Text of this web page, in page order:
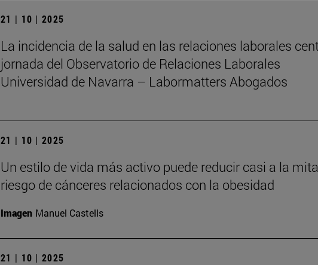
21 | 10 | 2025
La incidencia de la salud en las relaciones laborales
jornada del Observatorio de Relaciones Laborales
Universidad de Navarra – Labormatters Abogados
21 | 10 | 2025
Un estilo de vida más activo puede reducir casi a la
riesgo de cánceres relacionados con la obesidad
Imagen Manuel Castells
21 | 10 | 2025